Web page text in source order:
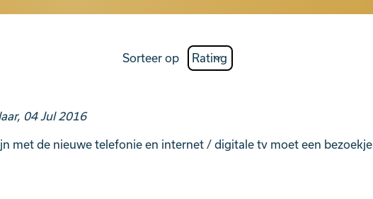
Sorteer op
04 Jul 2016
met de nieuwe telefonie en internet / digitale tv moet een bezoekje